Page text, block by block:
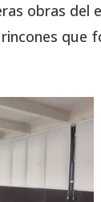
obras del
que